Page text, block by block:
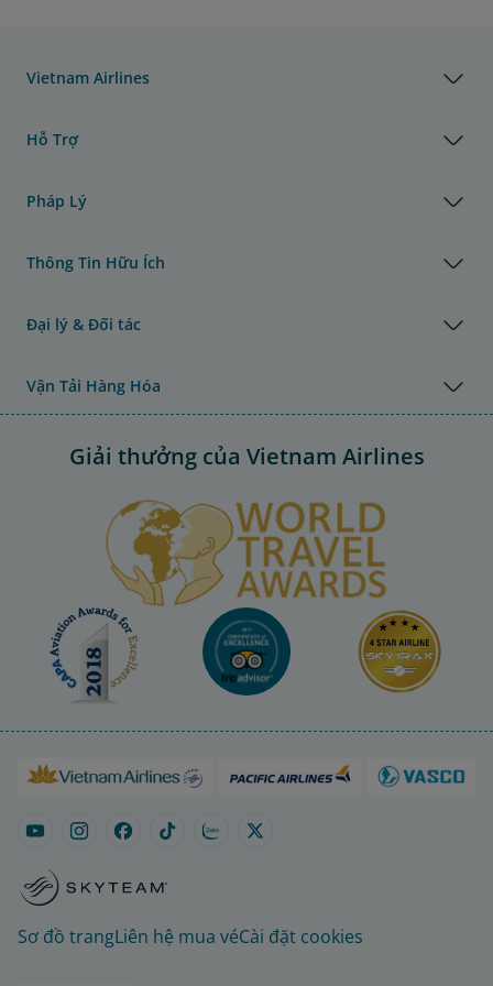
Vietnam Airlines
Hỗ Trợ
Pháp Lý
Thông Tin Hữu Ích
Đại lý & Đối tác
Vận Tải Hàng Hóa
Giải thưởng của Vietnam Airlines
Sơ đồ trangLiên hệ mua véCài đặt cookies